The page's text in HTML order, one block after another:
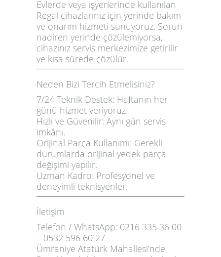
Evlerde veya işyerlerinde kullanılan
Regal cihazlarınız için yerinde bakım
ve onarım hizmeti sunuyoruz. Sorun
nadiren yerinde çözülemiyorsa,
cihazınız servis merkezimize getirilir
ve kısa sürede çözülür.
Neden Bizi Tercih Etmelisiniz?
7/24 Teknik Destek: Haftanın her
günü hizmet veriyoruz.
Hızlı ve Güvenilir: Aynı gün servis
imkânı.
Orijinal Parça Kullanımı: Gerekli
durumlarda orijinal yedek parça
değişimi yapılır.
Uzman Kadro: Profesyonel ve
deneyimli teknisyenler.
İletişim
Telefon / WhatsApp: 0216 335 36 00
– 0532 596 60 27
Ümraniye Atatürk Mahallesi’nde